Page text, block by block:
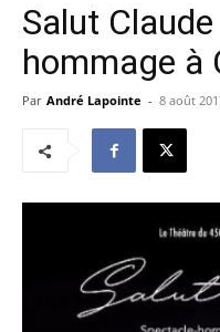
Salut
hommage à
Par André Lapointe - 8 août